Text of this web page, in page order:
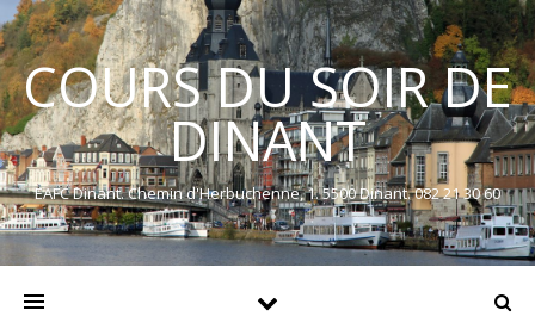
COURS DU SOIR DE
DINANT
EAFC Dinant. Chemin d'Herbuchenne, 1. 5500 Dinant. 082 21 30 60